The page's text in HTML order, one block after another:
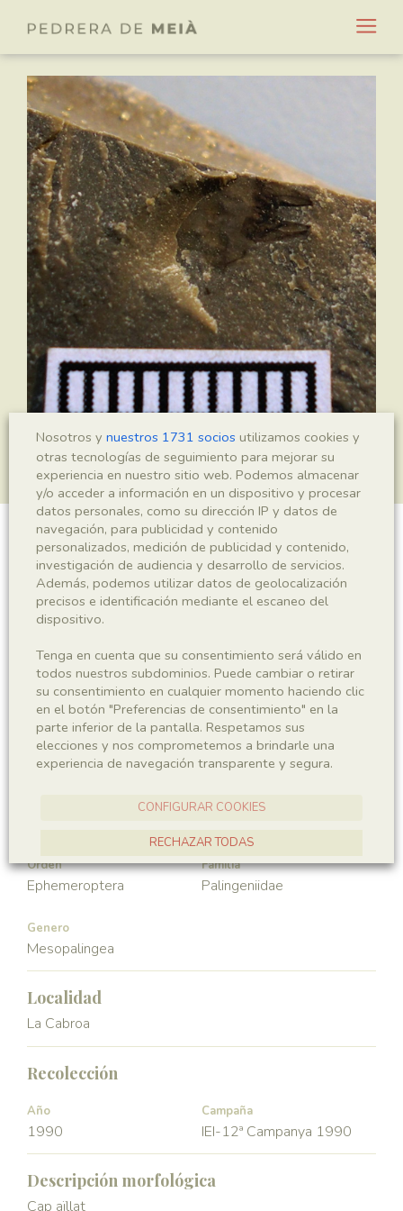
Mesopalingea leridae
Sigla
IEI-2942
Taxonomía
Reino
Animalia
Phyllum
Arthropoda
Clase
Orden
Ephemeroptera
Familia
Palingeniidae
Genero
Mesopalingea
Localidad
La Cabroa
Recolección
Año
1990
Campaña
IEI-12ª Campanya 1990
Descripción morfológica
Cap aïllat
Nosotros y nuestros 1731 socios utilizamos cookies y
otras tecnologías de seguimiento para mejorar su
experiencia en nuestro sitio web. Podemos almacenar
y/o acceder a información en un dispositivo y procesar
datos personales, como su dirección IP y datos de
navegación, para publicidad y contenido
personalizados, medición de publicidad y contenido,
investigación de audiencia y desarrollo de servicios.
Además, podemos utilizar datos de geolocalización
precisos e identificación mediante el escaneo del
dispositivo.
Tenga en cuenta que su consentimiento será válido en
todos nuestros subdominios. Puede cambiar o retirar
su consentimiento en cualquier momento haciendo clic
en el botón "Preferencias de consentimiento" en la
parte inferior de la pantalla. Respetamos sus
elecciones y nos comprometemos a brindarle una
experiencia de navegación transparente y segura.
CONFIGURAR COOKIES
RECHAZAR TODAS
ACEPTAR TODAS